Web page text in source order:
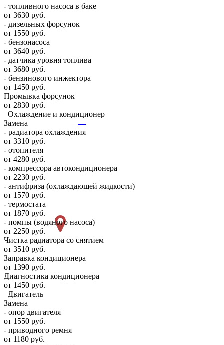
- топливного насоса в баке
от 3630 руб.
- дизельных форсунок
от 1550 руб.
- бензонасоса
от 3640 руб.
- датчика уровня топлива
от 3680 руб.
- бензинового инжектора
от 1450 руб.
Промывка форсунок
от 2830 руб.
Охлаждение и кондиционер
Замена
- радиатора охлаждения
от 3310 руб.
- отопителя
от 4280 руб.
- компрессора автокондиционера
от 2230 руб.
- антифриза (охлаждающей жидкости)
от 1570 руб.
- термостата
от 1870 руб.
- помпы (водяного насоса)
от 2250 руб.
Чистка радиатора со снятием
от 3510 руб.
Заправка кондиционера
от 1390 руб.
Диагностика кондиционера
от 1450 руб.
Двигатель
Замена
- опор двигателя
от 1550 руб.
- приводного ремня
от 1180 руб.